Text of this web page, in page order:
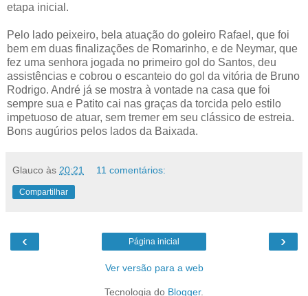
etapa inicial.
Pelo lado peixeiro, bela atuação do goleiro Rafael, que foi
bem em duas finalizações de Romarinho, e de Neymar, que
fez uma senhora jogada no primeiro gol do Santos, deu
assistências e cobrou o escanteio do gol da vitória de Bruno
Rodrigo. André já se mostra à vontade na casa que foi
sempre sua e Patito cai nas graças da torcida pelo estilo
impetuoso de atuar, sem tremer em seu clássico de estreia.
Bons augúrios pelos lados da Baixada.
Glauco às 20:21 11 comentários:
Compartilhar
‹ ›
Página inicial
Ver versão para a web
Tecnologia do Blogger.